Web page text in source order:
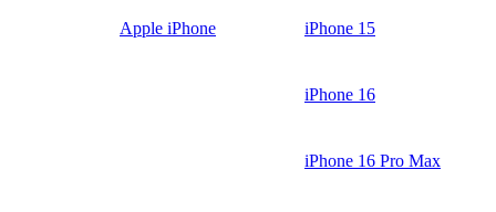
Apple iPhone iPhone 15
iPhone 16
iPhone 16 Pro Max